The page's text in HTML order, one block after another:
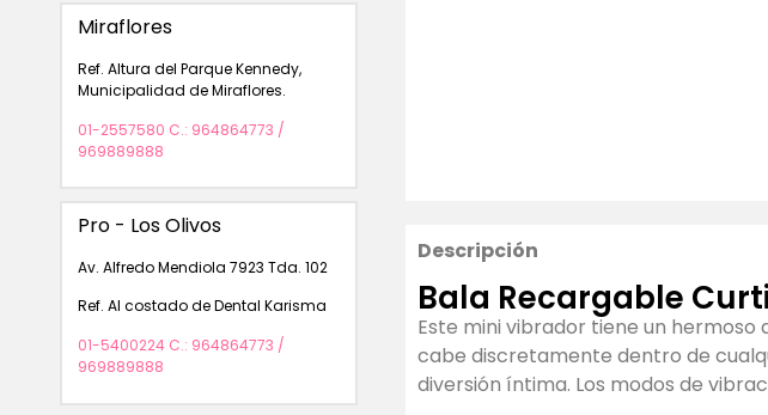
Miraflores
Ref. Altura del Parque Kennedy,
Municipalidad de Miraflores.
01-2557580 C.: 964864773 /
969889888
Pro - Los Olivos
Av. Alfredo Mendiola 7923 Tda. 102
Ref. Al costado de Dental Karisma
01-5400224 C.: 964864773 /
969889888
Descripción
Bala Recargable
Este mini vibrador tiene un
cabe discretamente dentro de
diversión íntima. Los modos de